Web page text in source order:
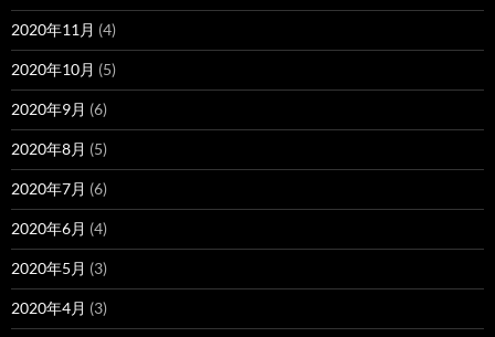
2020年11月 (4)
2020年10月 (5)
2020年9月 (6)
2020年8月 (5)
2020年7月 (6)
2020年6月 (4)
2020年5月 (3)
2020年4月 (3)